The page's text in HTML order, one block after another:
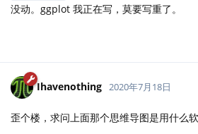
没动。ggplot 我正在写，莫要写重了。
Ihavenothing 2020年7月18日
歪个楼，求问上面那个思维导图是用什么